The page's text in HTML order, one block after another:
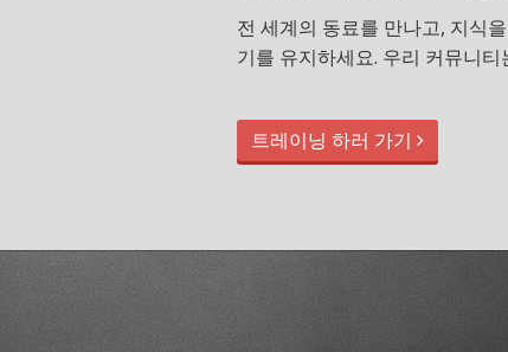
전 세계의 동료를 만나고, 지식
기를 유지하세요. 우리 커뮤니
트레이닝 하러 가기